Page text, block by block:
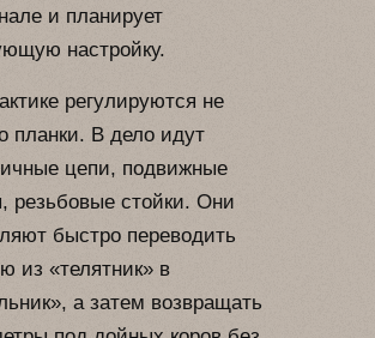
и планирует
настройку.
регулируются не
планки. В дело идут
цепи, подвижные
резьбовые стойки. Они
быстро переводить
из «телятник» в
а затем возвращать